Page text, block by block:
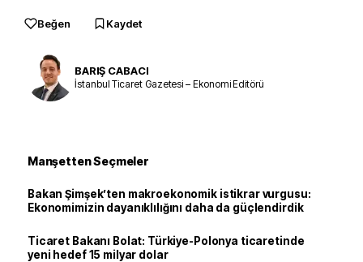
Beğen Kaydet
BARIŞ CABACI
İstanbul Ticaret Gazetesi – Ekonomi Editörü
Manşetten Seçmeler
Bakan Şimşek’ten makroekonomik istikrar vurgusu:
Ekonomimizin dayanıklılığını daha da güçlendirdik
Ticaret Bakanı Bolat: Türkiye-Polonya ticaretinde
yeni hedef 15 milyar dolar